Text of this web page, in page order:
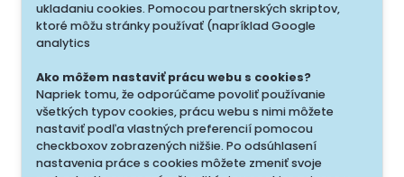
ukladaniu cookies. Pomocou partnerských skriptov,
ktoré môžu stránky používať (napríklad Google
analytics
Ako môžem nastaviť prácu webu s cookies?
Napriek tomu, že odporúčame povoliť používanie
všetkých typov cookies, prácu webu s nimi môžete
nastaviť podľa vlastných preferencií pomocou
checkboxov zobrazených nižšie. Po odsúhlasení
nastavenia práce s cookies môžete zmeniť svoje